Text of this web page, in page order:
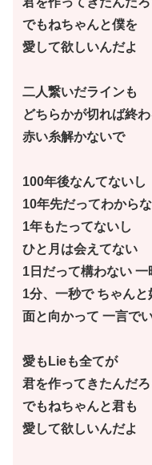
でもねちゃんと僕を
愛して欲しいんだよ
二人繋いだラインも
どちらかが切れば終
赤い糸解かないで
100年後なんてないし
10年先だってわから
1年もたってないし
ひと月は会えてない
1日だって構わない 一
1分、一秒で ちゃんと
面と向かって 一言で
愛もLieも全てが
君を作ってきたんだろ
でもねちゃんと君も
愛して欲しいんだよ